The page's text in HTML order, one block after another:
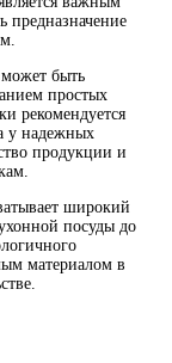
предназначение
быть
простых
рекомендуется
у надежных
продукции и
широкий
посуды до
материалом в